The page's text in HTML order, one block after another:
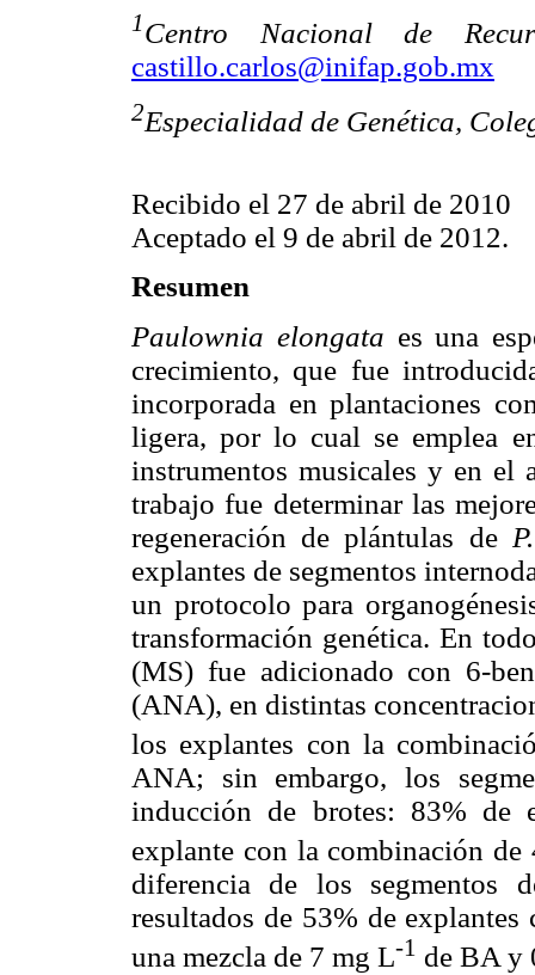
1Centro Nacional de
castillo.carlos@inifap.gob.mx
2Especialidad de Genética,
Recibido el 27 de abril de 2010
Aceptado el 9 de abril de 2012.
Resumen
Paulownia elongata es una
crecimiento, que fue
incorporada en plantaciones
ligera, por lo cual se emplea
instrumentos musicales y en el
trabajo fue determinar las
regeneración de plántulas de
explantes de segmentos
un protocolo para
transformación genética. En
(MS) fue adicionado con 6-
(ANA), en distintas
los explantes con la
ANA; sin embargo, los
inducción de brotes: 83% de
explante con la combinación de
diferencia de los segmentos
resultados de 53% de
una mezcla de 7 mg L-1 de BA y